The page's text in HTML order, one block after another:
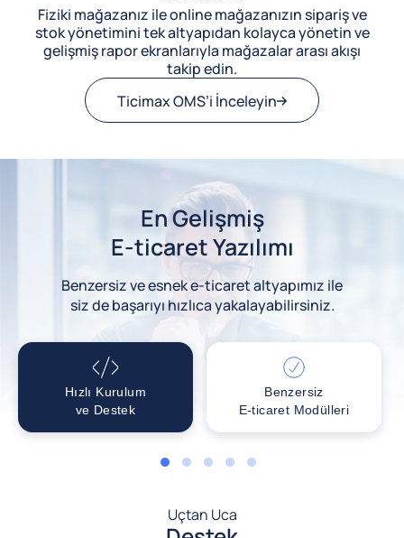
Fiziki mağazanız ile online mağazanızın sipariş ve
stok yönetimini tek altyapıdan kolayca yönetin ve
gelişmiş rapor ekranlarıyla mağazalar arası akışı
takip edin.
Ticimax OMS’i İnceleyin
En Gelişmiş
E-ticaret Yazılımı
Benzersiz ve esnek e-ticaret altyapımız ile
siz de başarıyı hızlıca yakalayabilirsiniz.
Hızlı Kurulum
ve Destek
Benzersiz
E-ticaret Modülleri
1 2 3 4 5
Uçtan Uca